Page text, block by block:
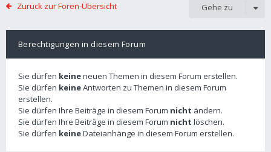
Zurück zur Foren-Übersicht Gehe zu
Berechtigungen in diesem Forum
Sie dürfen keineneuen Themen in diesem Forum erstellen.
Sie dürfen keineAntworten zu Themen in diesem Forum
erstellen.
Sie dürfen Ihre Beiträge in diesem Forum nicht ändern.
Sie dürfen Ihre Beiträge in diesem Forum nicht löschen.
Sie dürfen keineDateianhänge in diesem Forum erstellen.